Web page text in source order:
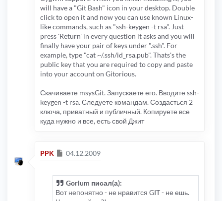
will have a "Git Bash" icon in your desktop. Double
click to open it and now you can use known Linux-
like commands, such as "ssh-keygen -t rsa". Just
press 'Return' in every question it asks and you will
finally have your pair of keys under ".ssh". For
example, type "cat ~/.ssh/id_rsa.pub". Thats's the
public key that you are required to copy and paste
into your account on Gitorious.
Скачиваете msysGit. Запускаете его. Вводите ssh-
keygen -t rsa. Следуете командам. Создасться 2
ключа, приватный и публичный. Копируете все
куда нужно и все, есть свой Джит
PPK Сообщение
04.12.2009
Gorlum писал(а):
Вот непонятно - не нравится GIT - не ешь.